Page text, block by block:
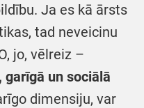
Ja es kā ārsts
tad neveicinu
jo, vēlreiz –
un sociālā
dimensiju, var